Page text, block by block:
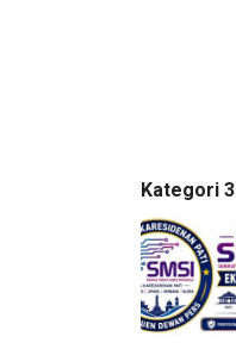
Kategori 3